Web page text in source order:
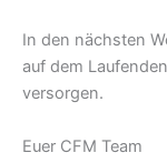
In den nächsten
auf dem
versorgen.
Euer CFM Team